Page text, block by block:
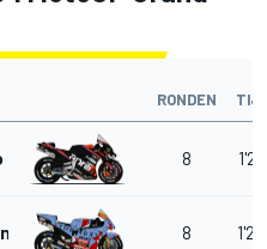
RONDEN
8
8